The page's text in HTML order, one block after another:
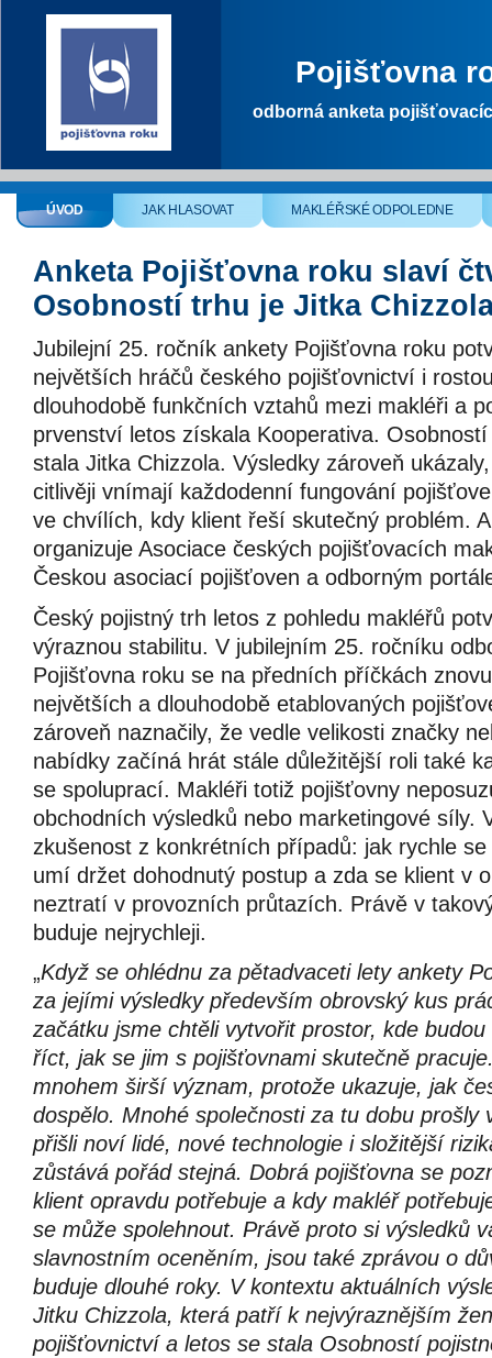
Pojišťovna
odborná anketa
ÚVOD JAK HLASOVAT MAKLÉŘSKÉ ODPOLEDNE
Anketa Pojišťovna roku slaví
Osobností trhu je Jitka
Jubilejní 25. ročník ankety Pojišťovna roku
největších hráčů českého pojišťovnictví i
dlouhodobě funkčních vztahů mezi makléři a
prvenství letos získala Kooperativa.
stala Jitka Chizzola. Výsledky zároveň
citlivěji vnímají každodenní fungování
ve chvílích, kdy klient řeší skutečný problém.
organizuje Asociace českých pojišťovacích
Českou asociací pojišťoven a odborným
Český pojistný trh letos z pohledu makléřů
výraznou stabilitu. V jubilejním 25. ročníku
Pojišťovna roku se na předních příčkách
největších a dlouhodobě etablovaných
zároveň naznačily, že vedle velikosti značky
nabídky začíná hrát stále důležitější roli také
se spoluprací. Makléři totiž pojišťovny
obchodních výsledků nebo marketingové síly.
zkušenost z konkrétních případů: jak rychle
umí držet dohodnutý postup a zda se klient v
neztratí v provozních průtazích. Právě v
buduje nejrychleji.
„Když se ohlédnu za pětadvaceti lety ankety
za jejími výsledky především obrovský kus
začátku jsme chtěli vytvořit prostor, kde
říct, jak se jim s pojišťovnami skutečně
mnohem širší význam, protože ukazuje, jak
dospělo. Mnohé společnosti za tu dobu prošly
přišli noví lidé, nové technologie i složitější
zůstává pořád stejná. Dobrá pojišťovna se
klient opravdu potřebuje a kdy makléř
se může spolehnout. Právě proto si výsledků
slavnostním oceněním, jsou také zprávou o
buduje dlouhé roky. V kontextu aktuálních
Jitku Chizzola, která patří k nejvýraznějším
pojišťovnictví a letos se stala Osobností